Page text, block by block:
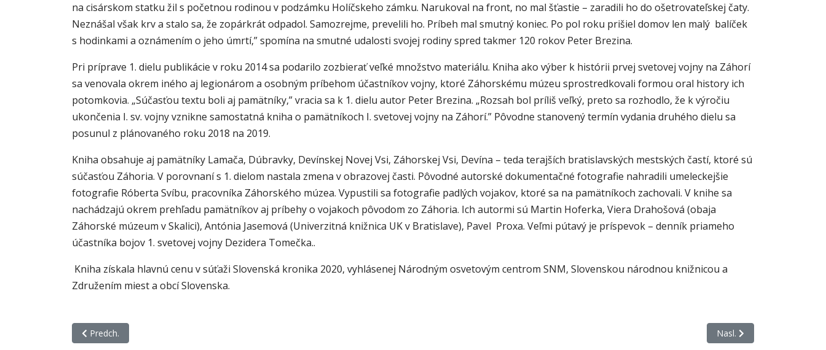
na cisárskom statku žil s početnou rodinou v podzámku Holíčskeho zámku. Narukoval na front, no mal šťastie – zaradili ho do ošetrovateľskej čaty.
Neznášal však krv a stalo sa, že zopárkrát odpadol. Samozrejme, prevelili ho. Príbeh mal smutný koniec. Po pol roku prišiel domov len malý balíček
s hodinkami a oznámením o jeho úmrtí,” spomína na smutné udalosti svojej rodiny spred takmer 120 rokov Peter Brezina.
Pri príprave 1. dielu publikácie v roku 2014 sa podarilo zozbierať veľké množstvo materiálu. Kniha ako výber k histórii prvej svetovej vojny na Záhorí
sa venovala okrem iného aj legionárom a osobným príbehom účastníkov vojny, ktoré Záhorskému múzeu sprostredkovali formou oral history ich
potomkovia. „Súčasťou textu boli aj pamätníky,” vracia sa k 1. dielu autor Peter Brezina. „Rozsah bol príliš veľký, preto sa rozhodlo, že k výročiu
ukončenia I. sv. vojny vznikne samostatná kniha o pamätníkoch I. svetovej vojny na Záhorí.” Pôvodne stanovený termín vydania druhého dielu sa
posunul z plánovaného roku 2018 na 2019.
Kniha obsahuje aj pamätníky Lamača, Dúbravky, Devínskej Novej Vsi, Záhorskej Vsi, Devína – teda terajších bratislavských mestských častí, ktoré sú
súčasťou Záhoria. V porovnaní s 1. dielom nastala zmena v obrazovej časti. Pôvodné autorské dokumentačné fotografie nahradili umeleckejšie
fotografie Róberta Svíbu, pracovníka Záhorského múzea. Vypustili sa fotografie padlých vojakov, ktoré sa na pamätníkoch zachovali. V knihe sa
nachádzajú okrem prehľadu pamätníkov aj príbehy o vojakoch pôvodom zo Záhoria. Ich autormi sú Martin Hoferka, Viera Drahošová (obaja
Záhorské múzeum v Skalici), Antónia Jasemová (Univerzitná knižnica UK v Bratislave), Pavel Proxa. Veľmi pútavý je príspevok – denník priameho
účastníka bojov 1. svetovej vojny Dezidera Tomečka..
Kniha získala hlavnú cenu v súťaži Slovenská kronika 2020, vyhlásenej Národným osvetovým centrom SNM, Slovenskou národnou knižnicou a
Združením miest a obcí Slovenska.
Predchádzajúci článok: Benža, Mojmír: Záhorie a staré lexikóny
Predch. Nasledujúci článok:
Nasl.